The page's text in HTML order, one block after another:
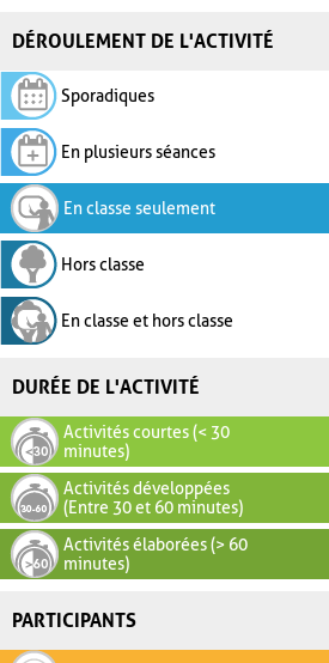
DÉROULEMENT DE L'ACTIVITÉ
Sporadiques
En plusieurs séances
En classe seulement
Hors classe
En classe et hors classe
DURÉE DE L'ACTIVITÉ
Activités courtes (< 30
minutes)
Activités développées
(Entre 30 et 60 minutes)
Activités élaborées (> 60
minutes)
PARTICIPANTS